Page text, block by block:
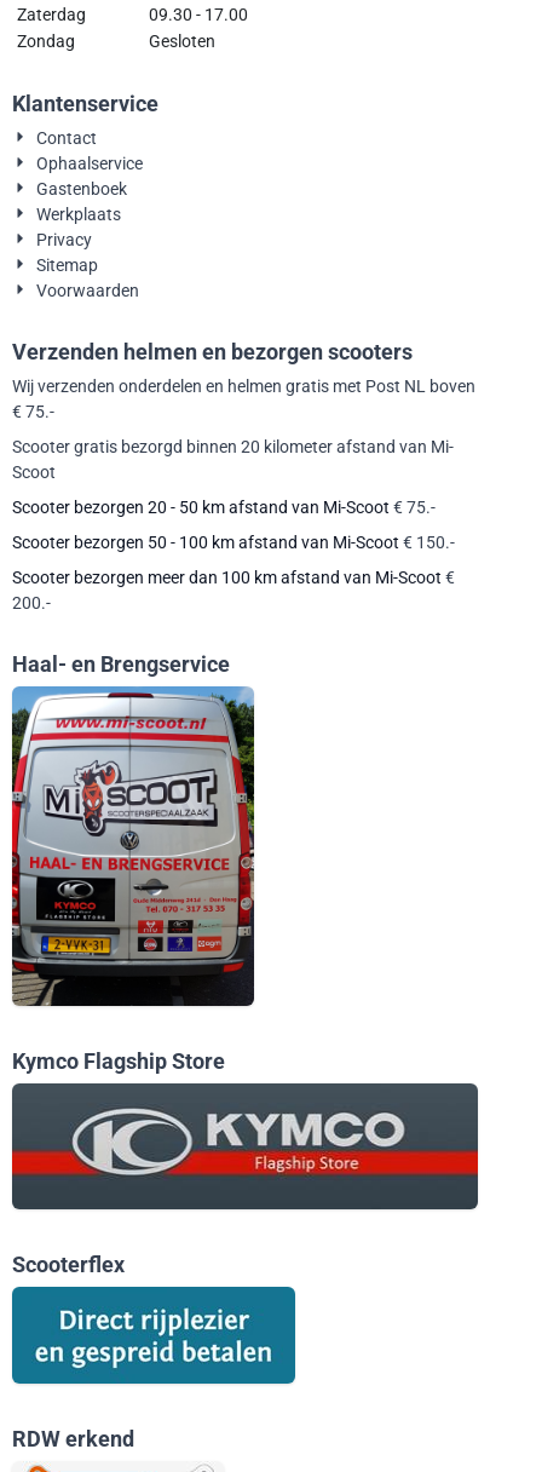
Zaterdag
09.30 - 17.00
Zondag
Gesloten
Klantenservice
Contact
Ophaalservice
Gastenboek
Werkplaats
Privacy
Sitemap
Voorwaarden
Verzenden helmen en bezorgen scooters
Wij verzenden onderdelen en helmen gratis met Post NL boven
€ 75.-
Scooter gratis bezorgd binnen 20 kilometer afstand van Mi-
Scoot
Scooter bezorgen 20 - 50 km afstand van Mi-Scoot € 75.-
Scooter bezorgen 50 - 100 km afstand van Mi-Scoot € 150.-
Scooter bezorgen meer dan 100 km afstand van Mi-Scoot €
200.-
Haal- en Brengservice
Kymco Flagship Store
Scooterflex
RDW erkend